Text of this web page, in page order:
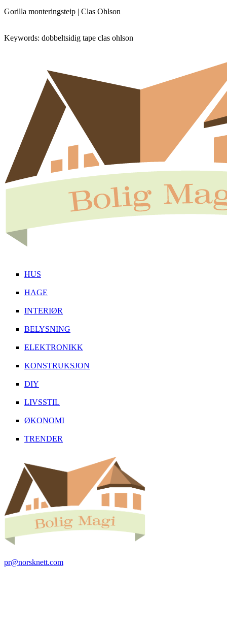
Gorilla monteringsteip | Clas Ohlson
Keywords: dobbeltsidig tape clas ohlson
HUS
HAGE
INTERIØR
BELYSNING
ELEKTRONIKK
KONSTRUKSJON
DIY
LIVSSTIL
ØKONOMI
TRENDER
pr@norsknett.com